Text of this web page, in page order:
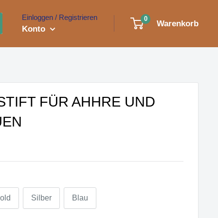
Einloggen / Registrieren
Konto
0 Warenkorb
FÜR AHHRE UND
Silber Blau